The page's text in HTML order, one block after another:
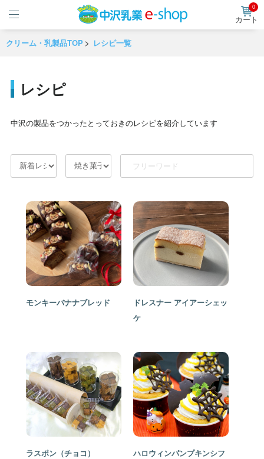
0
カート
クリーム・乳製品TOP レシピ一覧
レシピ
中沢の製品をつかったとっておきのレシピを紹介しています
モンキーバナナブレッド
ドレスナー アイアーシェッ
ケ
ラスポン（チョコ）
ハロウィンパンプキンシフ